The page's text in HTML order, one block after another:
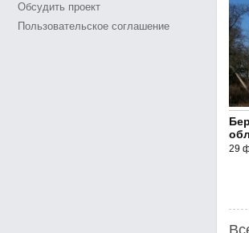
Обсудить проект
Пользовательское соглашение
29